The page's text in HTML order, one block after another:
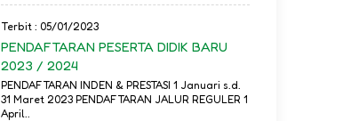
Terbit : 05/01/2023
PENDAFTARAN PESERTA DIDIK BARU
2023 / 2024
PENDAFTARAN INDEN & PRESTASI 1 Januari s.d.
31 Maret 2023 PENDAFTARAN JALUR REGULER 1
April..